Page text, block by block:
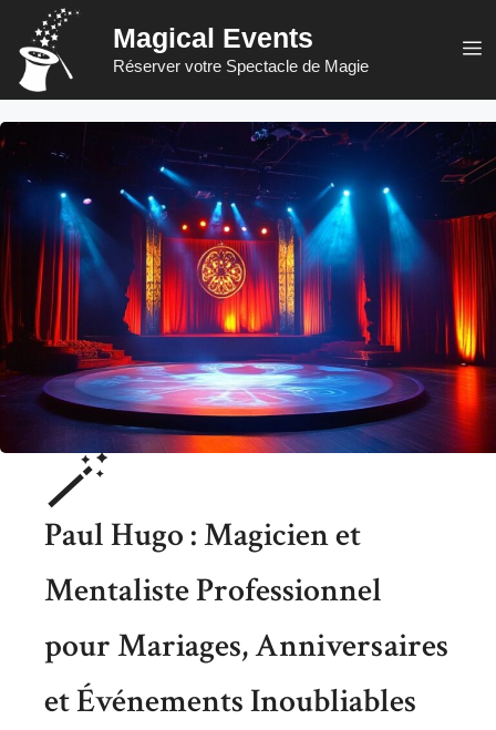
contenu
Magical Events
Réserver votre Spectacle de Magie
🪄
Paul Hugo : Magicien et
Mentaliste Professionnel
pour Mariages, Anniversaires
et Événements Inoubliables